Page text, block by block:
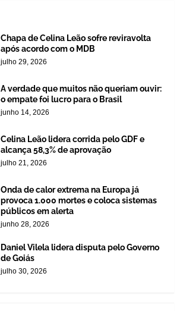
Chapa de Celina Leão sofre reviravolta
após acordo com o MDB
julho 29, 2026
A verdade que muitos não queriam ouvir:
o empate foi lucro para o Brasil
junho 14, 2026
Celina Leão lidera corrida pelo GDF e
alcança 58,3% de aprovação
julho 21, 2026
Onda de calor extrema na Europa já
provoca 1.000 mortes e coloca sistemas
públicos em alerta
junho 28, 2026
Daniel Vilela lidera disputa pelo Governo
de Goiás
julho 30, 2026